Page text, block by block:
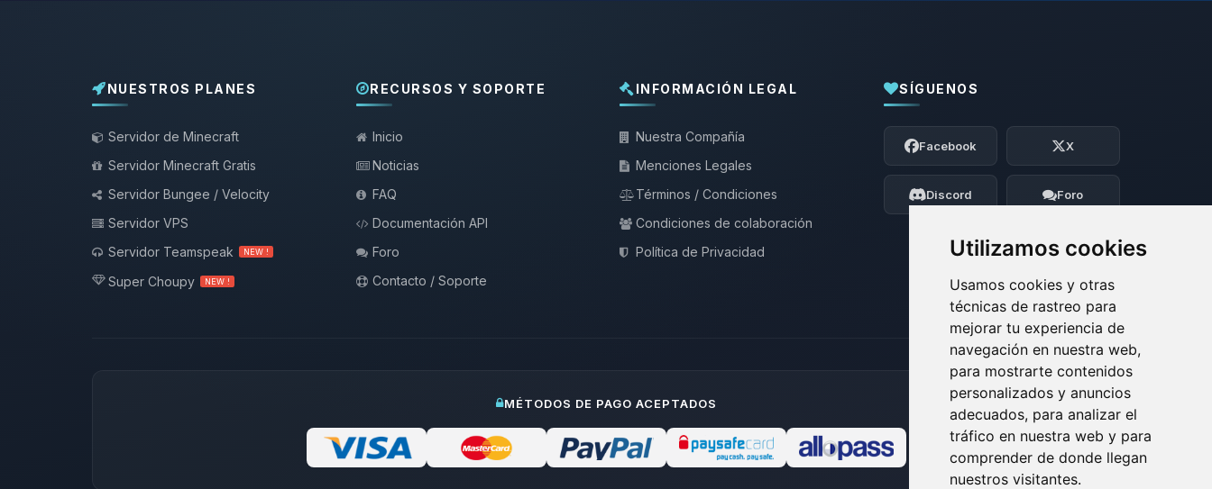
Utilizamos cookies
Usamos cookies y otras
técnicas de rastreo para
mejorar tu experiencia de
navegación en nuestra web,
para mostrarte contenidos
personalizados y anuncios
adecuados, para analizar el
tráfico en nuestra web y para
comprender de donde llegan
nuestros visitantes.
NUESTROS PLANES
Servidor de Minecraft
Servidor Minecraft Gratis
Servidor Bungee / Velocity
Servidor VPS
Servidor Teamspeak
NEW !
Super Choupy NEW !
RECURSOS Y SOPORTE
Inicio
Noticias
FAQ
Documentación API
Foro
Contacto / Soporte
INFORMACIÓN LEGAL
Nuestra Compañía
Menciones Legales
Términos / Condiciones
Condiciones de colaboración
Política de Privacidad
SÍGUENOS
Facebook X
Discord Foro
MÉTODOS DE PAGO ACEPTADOS
Yupi, por fin alguien con quien hablar!
Soy Choupy, tu pequeno asistente de
BoxToPlay. Cuentame que necesitas y
moveré mis pequenos circuitos para
ayudarte.
10/08/2026 06:22